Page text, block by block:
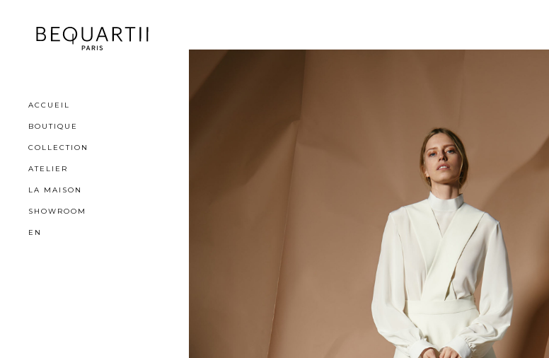
ACCUEIL
BOUTIQUE
COLLECTION
ATELIER
LA MAISON
SHOWROOM
EN